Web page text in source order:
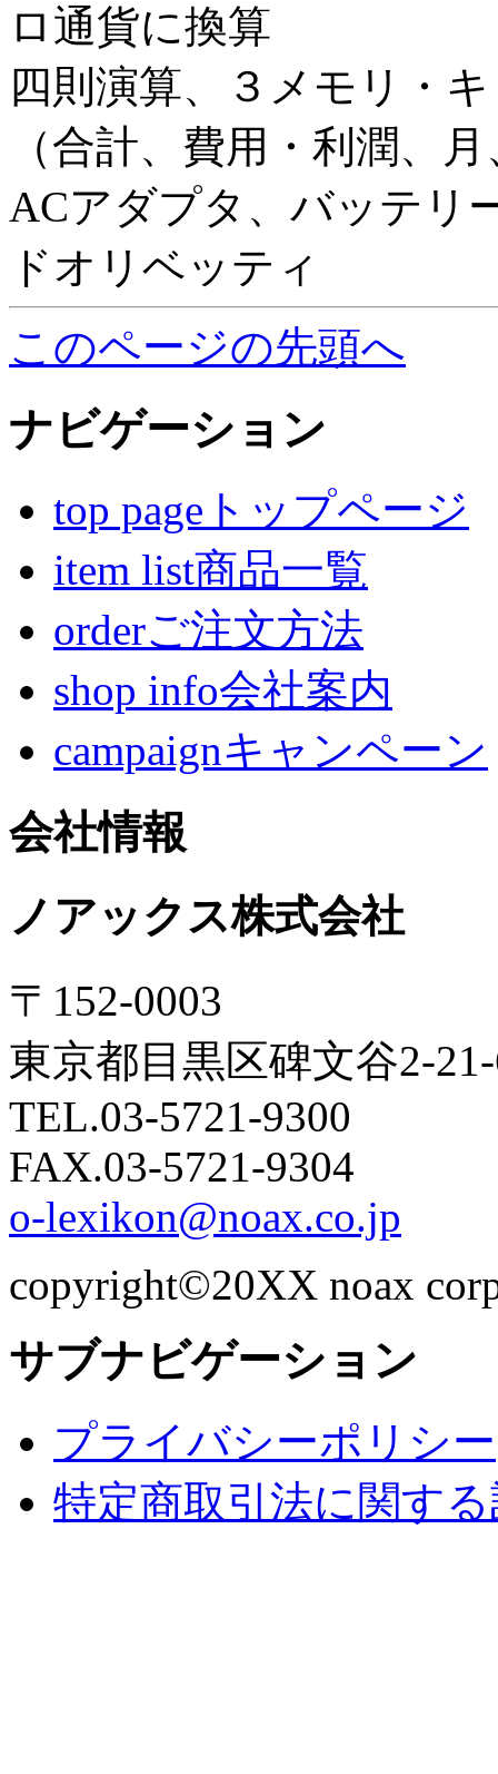
ロ通貨に換算
四則演算、３メモリ・
（合計、費用・利潤、
ACアダプタ、バッテリ
ドオリベッティ
このページの先頭へ
ナビゲーション
top pageトップページ
item list商品一覧
orderご注文方法
shop info会社案内
campaignキャンペーン
会社情報
ノアックス株式会社
〒152-0003
東京都目黒区碑文谷2-
TEL.03-5721-9300
FAX.03-5721-9304
o-lexikon@noax.co.jp
copyright©20XX noax
サブナビゲーション
プライバシーポリシー
特定商取引法に関す